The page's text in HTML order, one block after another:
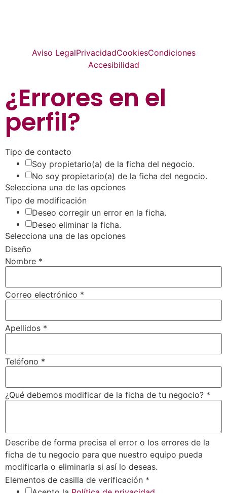
Aviso LegalPrivacidadCookiesCondiciones
Accesibilidad
¿Errores en el
perfil?
Tipo de contacto
Soy propietario(a) de la ficha del negocio.
No soy propietario(a) de la ficha del negocio.
Selecciona una de las opciones
Tipo de modificación
Deseo corregir un error en la ficha.
Deseo eliminar la ficha.
Selecciona una de las opciones
Diseño
Nombre *
Correo electrónico *
Apellidos *
Teléfono *
¿Qué debemos modificar de la ficha de tu negocio? *
Describe de forma precisa el error o los errores de la
ficha de tu negocio para que nuestro equipo pueda
modificarla o eliminarla si así lo deseas.
Elementos de casilla de verificación *